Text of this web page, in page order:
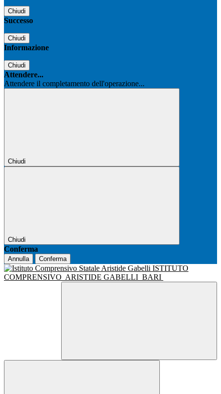
Chiudi
Successo
Chiudi
Informazione
Chiudi
Attendere...
Attendere il completamento dell'operazione...
Chiudi
Chiudi
Conferma
Annulla Conferma
ISTITUTO
COMPRENSIVO ARISTIDE GABELLI BARI